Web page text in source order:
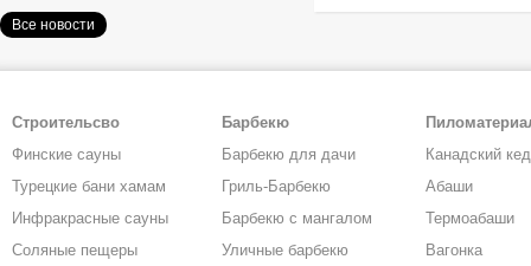
Все новости
Строительсво
Финские сауны
Турецкие бани хамам
Инфракрасные сауны
Соляные пещеры
Барбекю
Барбекю для дачи
Гриль-Барбекю
Барбекю с мангалом
Уличные барбекю
Канадский
Абаши
Термоабаши
Вагонка